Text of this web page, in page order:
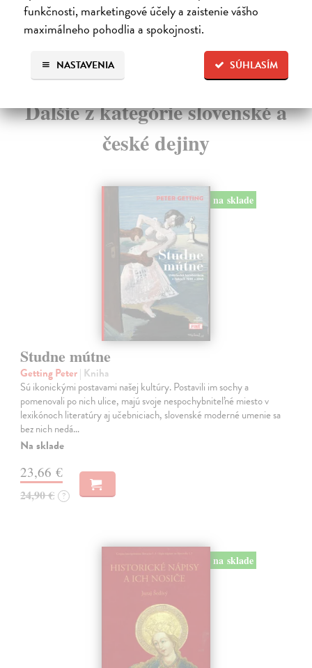
funkčnosti, marketingové účely a zaistenie vášho
maximálneho pohodlia a spokojnosti.
SÚHLASÍM
NASTAVENIA
9,60 €
Ďalšie z kategórie slovenské a
české dejiny
na sklade
Studne mútne
Getting Peter| Kniha
Sú ikonickými postavami našej kultúry. Postavili im sochy a
pomenovali po nich ulice, majú svoje nespochybniteľné miesto v
lexikónoch literatúry aj učebniciach, slovenské moderné umenie sa
bez nich nedá…
Na sklade
23,66 €
24,90 € ?
na sklade